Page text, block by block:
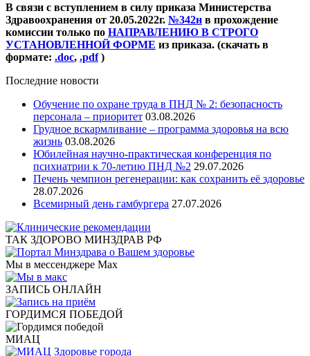
В связи с вступлением в силу приказа Министерства
Здравоохранения от 20.05.2022г. №342н в прохождение
комиссии только по НАПРАВЛЕНИЮ В СТРОГО
УСТАНОВЛЕННОЙ ФОРМЕ из приказа. (скачать в
формате: .doc, .pdf)
Последние новости
Обучение по охране труда в ПНД № 2: безопасность
персонала – приоритет 03.08.2026
Грудное вскармливание – программа здоровья на всю
жизнь 03.08.2026
Юбилейная научно-практическая конференция по
психиатрии к 70-летию ПНД №2 29.07.2026
Печень чемпион регенерации: как сохранить её здоровье
28.07.2026
Всемирный день гамбургера 27.07.2026
ТАК ЗДОРОВО МИНЗДРАВ РФ
Мы в мессенджере Max
ЗАПИСЬ ОНЛАЙН
ГОРДИМСЯ ПОБЕДОЙ
МИАЦ